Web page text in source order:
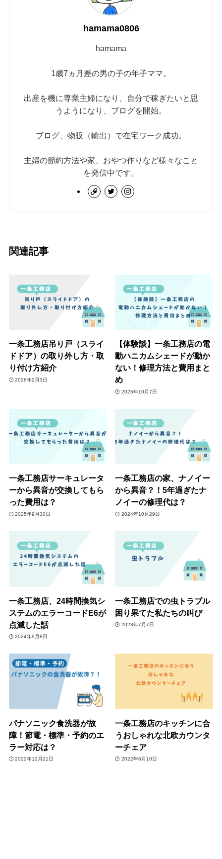
hamama0806
hamama
1歳7ヵ月差の男の子の年子ママ。
出産を機に専業主婦になり、自分で稼ぎたいと思
うようになり、ブログを開始。
ブログ、物販（輸出）で在宅ワーク成功。
主婦の節約方法や家、おやつ作りなど様々なこと
を発信中です。
関連記事
一条工務店吊り戸（スライ
ドドア）の取り外し方・取
り付け方紹介
2026年2月3日
【体験談】一条工務店の電
動ハニカムシェードが動か
ない！修理方法と費用まと
め
2025年10月7日
一条工務店サーキュレータ
ーから異音が交換してもら
った費用は？
2025年9月30日
一条工務店の家、ナノイー
から異音？！5年過ぎたナ
ノイーの修理代は？
2024年10月29日
一条工務店、24時間換気シ
ステムのエラーコードE6が
点滅した話
2024年9月8日
一条工務店での虫トラブル
困り果てた私たちの叫び
2023年7月7日
パナソニック食洗器が故
障！節電・標準・予約のエ
ラー対応は？
2022年12月21日
一条工務店のキッチンに合
うおしゃれな北欧カウンタ
ーチェア
2022年6月10日